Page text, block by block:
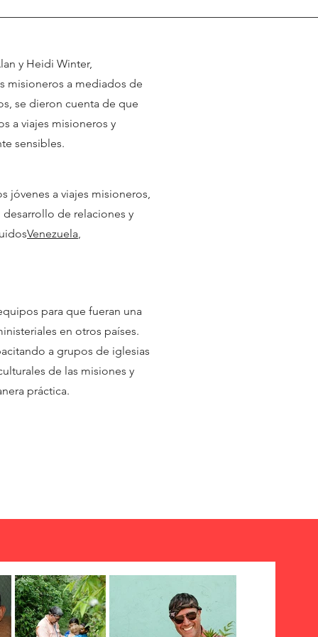
y Heidi Winter,
misioneros a mediados de
se dieron cuenta de que
a viajes misioneros y
sensibles.
jóvenes a viajes misioneros,
de relaciones y
Venezuela,
para que fueran una
en otros países.
a grupos de iglesias
de las misiones y
práctica.